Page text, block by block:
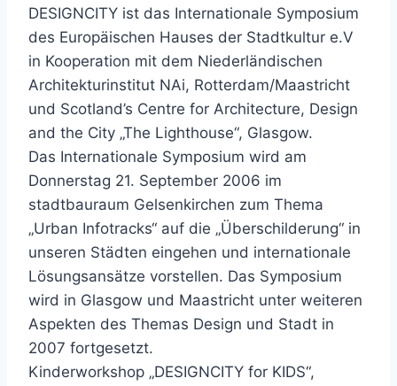
DESIGNCITY ist das Internationale Symposium
des Europäischen Hauses der Stadtkultur e.V
in Kooperation mit dem Niederländischen
Architekturinstitut NAi, Rotterdam/Maastricht
und Scotland’s Centre for Architecture, Design
and the City „The Lighthouse“, Glasgow.
Das Internationale Symposium wird am
Donnerstag 21. September 2006 im
stadtbauraum Gelsenkirchen zum Thema
„Urban Infotracks“ auf die „Überschilderung“ in
unseren Städten eingehen und internationale
Lösungsansätze vorstellen. Das Symposium
wird in Glasgow und Maastricht unter weiteren
Aspekten des Themas Design und Stadt in
2007 fortgesetzt.
Kinderworkshop „DESIGNCITY for KIDS“,